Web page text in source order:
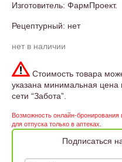
Изготовитель: ФармПроект.
Рецептурный: нет
нет в наличии
Стоимость товара
указана минимальная цена
сети “Забота”.
Возможность онлайн-бронирования
для отпуска только в аптеках.
Подписаться